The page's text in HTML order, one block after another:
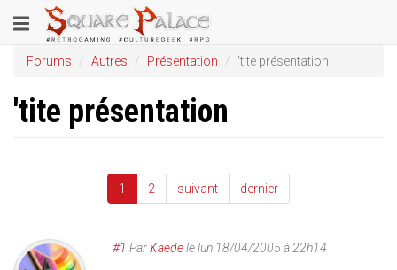
au
contenu
principal
Toggle
navigation
Forums Autres Présentation 'tite présentation
'tite présentation
1 2 suivant dernier
#1 ParKaedelelun 18/04/2005 à 22h14